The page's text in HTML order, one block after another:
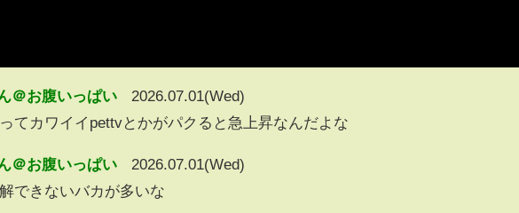
＠お腹いっぱい
2026.07.01(Wed)
てカワイイpettvとかがパクると急上昇なんだよな
＠お腹いっぱい
2026.07.01(Wed)
できないバカが多いな